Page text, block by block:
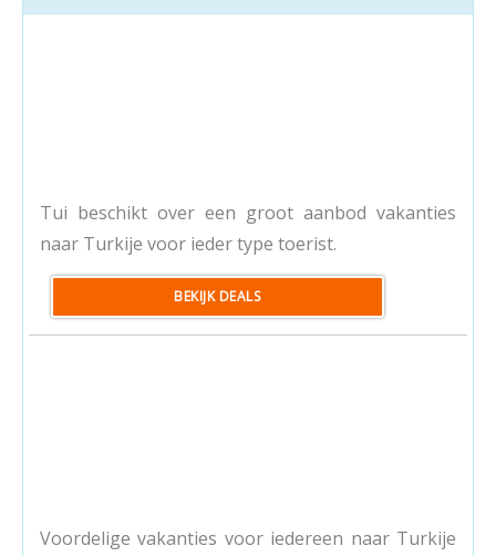
Tui beschikt over een groot aanbod vakanties
naar Turkije voor ieder type toerist.
BEKIJK DEALS
Voordelige vakanties voor iedereen naar Turkije